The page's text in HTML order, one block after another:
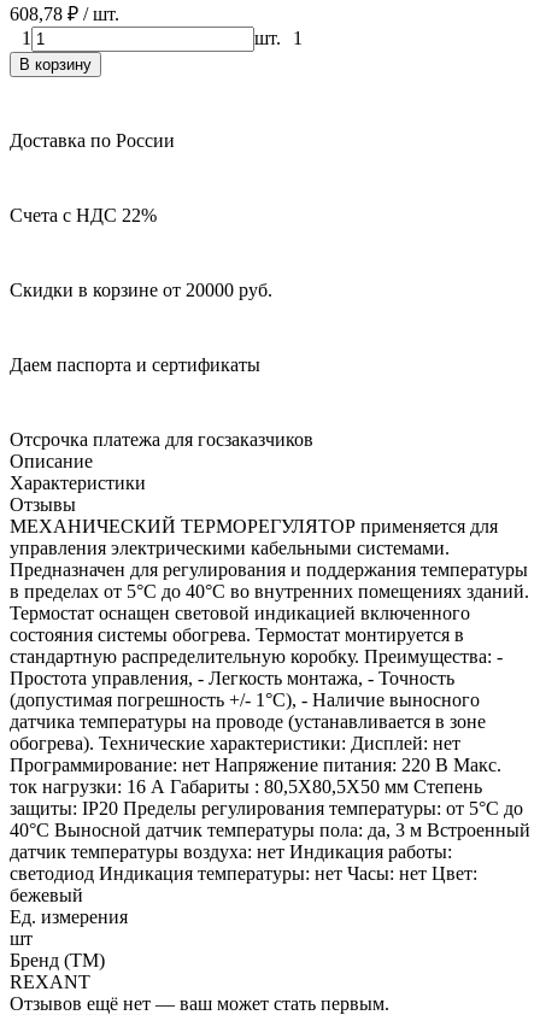
608,78 ₽ / шт.
1
шт. 1
В корзину
Доставка по России
Счета с НДС 22%
Скидки в корзине от 20000 руб.
Даем паспорта и сертификаты
Отсрочка платежа для госзаказчиков
Описание
Характеристики
Отзывы
МЕХАНИЧЕСКИЙ ТЕРМОРЕГУЛЯТОР применяется для
управления электрическими кабельными системами.
Предназначен для регулирования и поддержания температуры
в пределах от 5°С до 40°С во внутренних помещениях зданий.
Термостат оснащен световой индикацией включенного
состояния системы обогрева. Термостат монтируется в
стандартную распределительную коробку. Преимущества: -
Простота управления, - Легкость монтажа, - Точность
(допустимая погрешность +/- 1°С), - Наличие выносного
датчика температуры на проводе (устанавливается в зоне
обогрева). Технические характеристики: Дисплей: нет
Программирование: нет Напряжение питания: 220 В Макс.
ток нагрузки: 16 А Габариты : 80,5Х80,5Х50 мм Степень
защиты: IP20 Пределы регулирования температуры: от 5°С до
40°С Выносной датчик температуры пола: да, 3 м Встроенный
датчик температуры воздуха: нет Индикация работы:
светодиод Индикация температуры: нет Часы: нет Цвет:
бежевый
Ед. измерения
шт
Бренд (ТМ)
REXANT
Отзывов ещё нет — ваш может стать первым.